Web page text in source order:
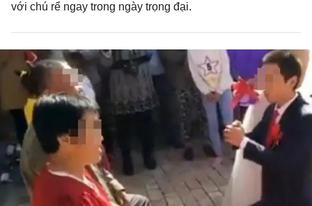
với chú rể ngay trong ngày trọng đại.